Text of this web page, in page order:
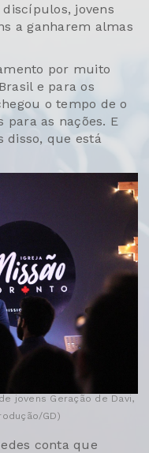
jovens
a ganharem almas
por muito
e para os
o tempo de o
as nações. E
disso, que está
jovens Geração de Davi,
GD)
conta que